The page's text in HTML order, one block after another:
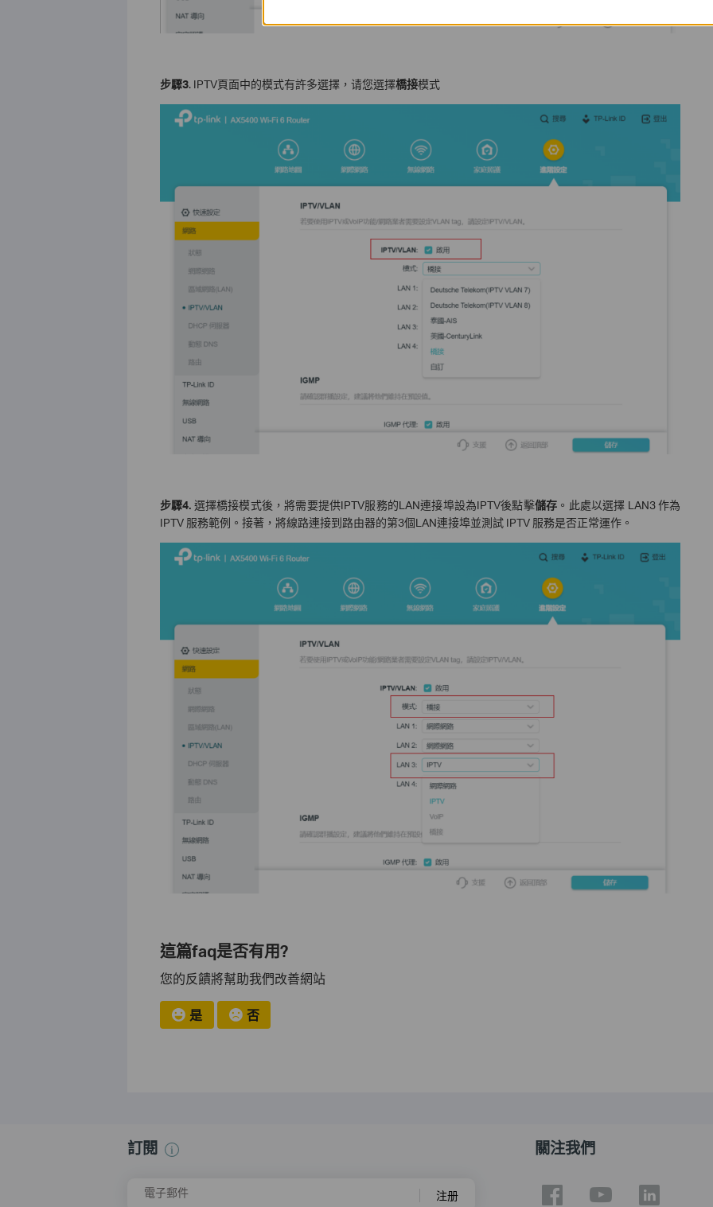
步驟3. IPTV頁面中的模式有許多選擇，请您選擇橋接模式
步驟4. 選擇橋接模式後，將需要提供IPTV服務的LAN連接埠設為IPTV後點擊儲存 。此處以選擇 LAN3 作為
IPTV 服務範例。接著，將線路連接到路由器的第3個LAN連接埠並測試 IPTV 服務是否正常運作。
這篇faq是否有用?
您的反饋將幫助我們改善網站
是 否
訂閱
電子郵件 注册
關注我們